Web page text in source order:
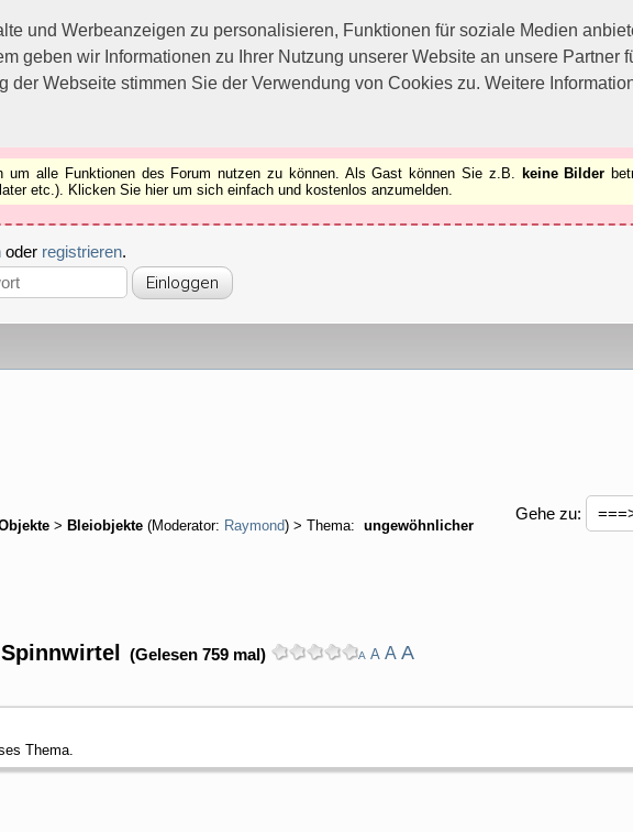
und Werbeanzeigen zu personalisieren, Funktionen für soziale Medien
geben wir Informationen zu Ihrer Nutzung unserer Website an unsere Partner
der Webseite stimmen Sie der Verwendung von Cookies zu. Weitere
Funktionen des Forums nutzen zu können.
Bilderbetrachten.
Schliessen
um alle Funktionen des Forum nutzen zu können. Als Gast können Sie z.B. keine Bilder
etc.). Klicken Sie hier um sich einfach und kostenlos anzumelden.
oder registrieren.
> Bleiobjekte (Moderator: Raymond) > Thema:
ungewöhnlicher
Gehe zu:
(Gelesen 759 mal) A A A A
Thema.